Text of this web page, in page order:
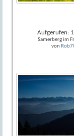
Aufgerufen:
Samerberg im
von